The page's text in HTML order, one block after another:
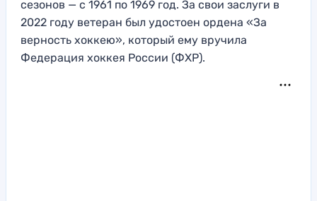
сезонов — с 1961 по 1969 год. За свои заслуги в
2022 году ветеран был удостоен ордена «За
верность хоккею», который ему вручила
Федерация хоккея России (ФХР).